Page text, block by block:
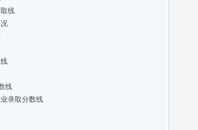
线
线
录取分数线